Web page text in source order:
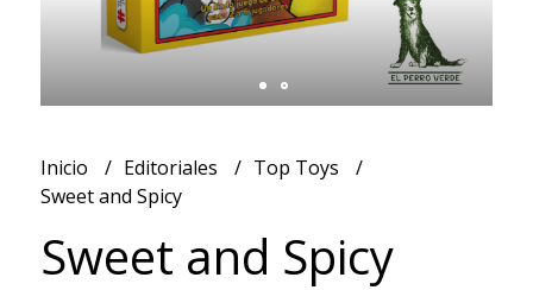
Inicio Editoriales
Top Toys
Sweet and Spicy
Sweet and Spicy